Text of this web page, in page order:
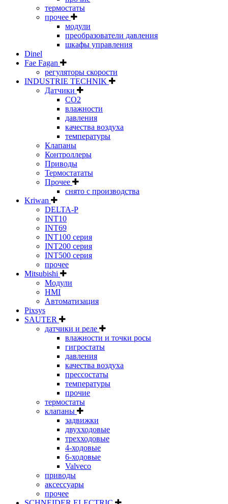
термостаты
прочее
модули
преобразователи давления
шкафы управления
Dinel
Fae Fagan
регуляторы скорости
INDUSTRIE TECHNIK
Датчики
CO2
влажности
давления
качества воздуха
температуры
Клапаны
Контроллеры
Приводы
Термостататы
Прочее
снято с производства
Kriwan
DELTA-P
INT10
INT69
INT100 серия
INT200 серия
INT500 серия
прочее
Mitsubishi
Модули
HMI
Автоматизация
Pixsys
SAUTER
датчики и реле
влажности и точки росы
гигростаты
давления
качества воздуха
прессостаты
температуры
прочие
термостаты
клапаны
задвижки
двухходовые
трехходовые
4-ходовые
6-ходовые
Valveco
приводы
аксессуары
прочее